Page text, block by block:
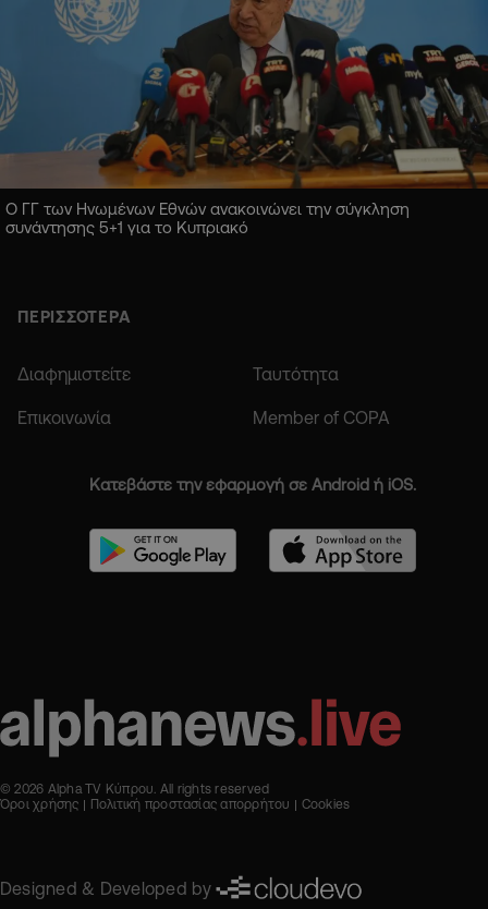
Ο ΓΓ των Ηνωμένων Εθνών ανακοινώνει την σύγκληση
συνάντησης 5+1 για το Κυπριακό
ΠΕΡΙΣΣΟΤΕΡΑ
Διαφημιστείτε Ταυτότητα
Επικοινωνία Member of COPA
Κατεβάστε την εφαρμογή σε Android ή iOS.
© 2026 Alpha TV Κύπρου. All rights reserved
Όροι χρήσης
Πολιτική προστασίας απορρήτου Cookies
Designed & Developed by